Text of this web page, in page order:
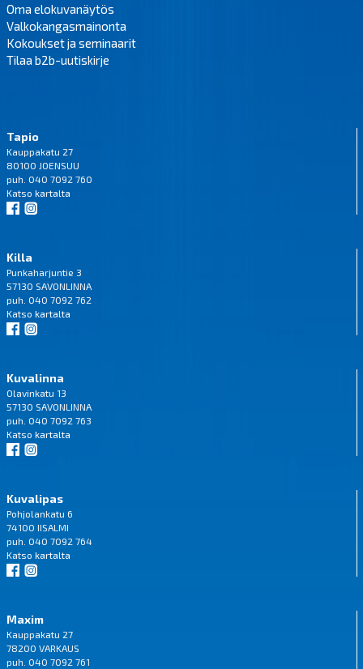
Oma elokuvanäytös
Valkokangasmainonta
Kokoukset ja seminaarit
Tilaa b2b-uutiskirje
Tapio
Kauppakatu 27
80100 JOENSUU
puh. 040 7092 760
Katso kartalta
Killa
Punkaharjuntie 3
57130 SAVONLINNA
puh. 040 7092 762
Katso kartalta
Kuvalinna
Olavinkatu 13
57130 SAVONLINNA
puh. 040 7092 763
Katso kartalta
Kuvalipas
Pohjolankatu 6
74100 IISALMI
puh. 040 7092 764
Katso kartalta
Maxim
Kauppakatu 27
78200 VARKAUS
puh. 040 7092 761